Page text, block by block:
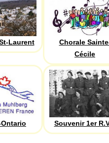
Laurent
Chorale
Cécile
Souvenir 1er